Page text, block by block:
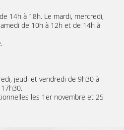
14h à 18h. Le mardi, mercredi,
de 10h à 12h et de 14h à
jeudi et vendredi de 9h30 à
les 1er novembre et 25